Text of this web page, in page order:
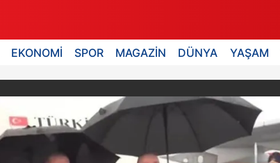
EKONOMİ SPOR MAGAZİN DÜNYA YAŞAM